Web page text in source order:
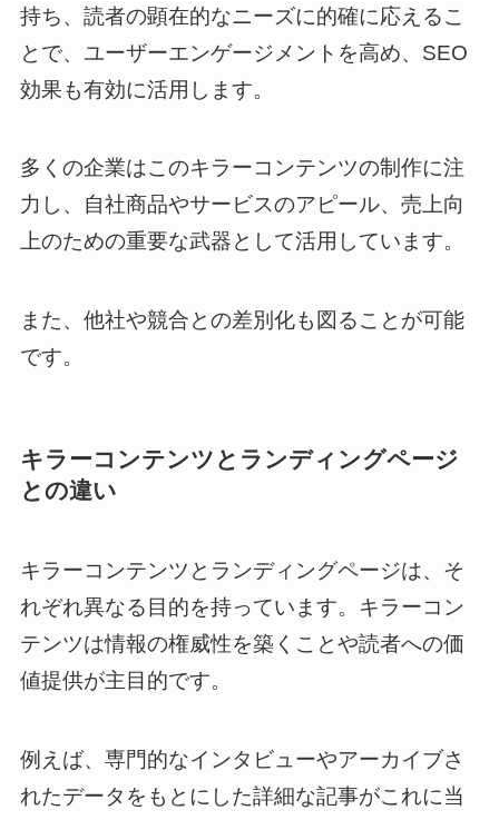
持ち、読者の顕在的なニーズに的確に応えるこ
とで、ユーザーエンゲージメントを高め、SEO
効果も有効に活用します。
多くの企業はこのキラーコンテンツの制作に注
力し、自社商品やサービスのアピール、売上向
上のための重要な武器として活用しています。
また、他社や競合との差別化も図ることが可能
です。
キラーコンテンツとランディングページ
との違い
キラーコンテンツとランディングページは、そ
れぞれ異なる目的を持っています。キラーコン
テンツは情報の権威性を築くことや読者への価
値提供が主目的です。
例えば、専門的なインタビューやアーカイブさ
れたデータをもとにした詳細な記事がこれに当